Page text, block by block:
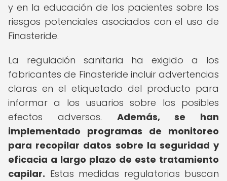
y en la educación de los pacientes sobre los
riesgos potenciales asociados con el uso de
Finasteride.
La regulación sanitaria ha exigido a los
fabricantes de Finasteride incluir advertencias
claras en el etiquetado del producto para
informar a los usuarios sobre los posibles
efectos adversos. Además, se han
implementado programas de monitoreo
para recopilar datos sobre la seguridad y
eficacia a largo plazo de este tratamiento
capilar. Estas medidas regulatorias buscan